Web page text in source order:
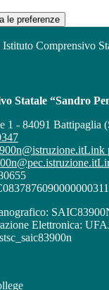
le preferenze
Istituto Comprensivo
Statale “Sandro
1 - 84091 Battipaglia
Link
Elettronica: